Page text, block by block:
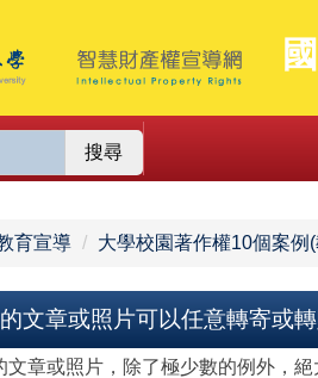
搜尋
育宣導 大學校園著作權10個案例
文章或照片可以任意轉寄或轉
章或照片，除了極少數的例外，